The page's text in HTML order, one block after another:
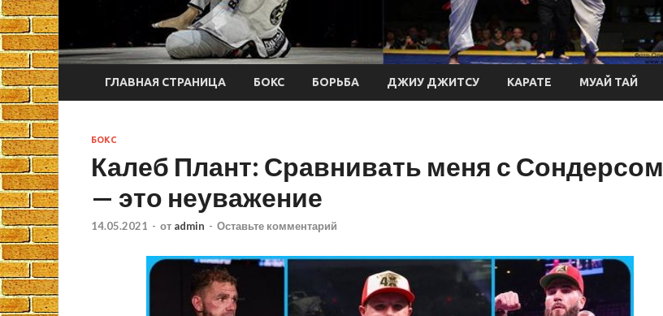
ГЛАВНАЯ СТРАНИЦА БОКС БОРЬБА ДЖИУ ДЖИТСУ КАРАТЕ МУАЙ ТАЙ
БОКС
Калеб Плант: Сравнивать меня с Сондерсом
— это неуважение
14.05.2021 - от admin - Оставьте комментарий